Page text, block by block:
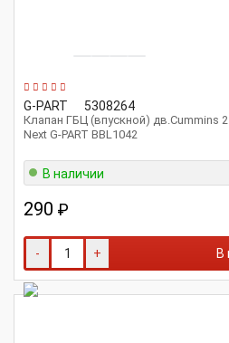
G-PART 5308264
Клапан ГБЦ (впускной) дв.Cummins
Next G-PART BBL1042
В наличии
290 ₽
- + В